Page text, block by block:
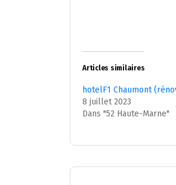
Articles similaires
hotelF1 Chaumont
8 juillet 2023
Dans "52 Haute-Marne"